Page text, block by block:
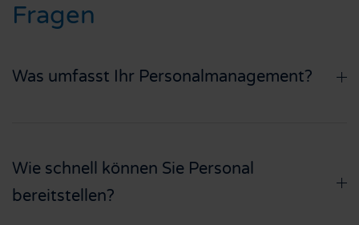
Fragen
Was umfasst Ihr Personalmanagement?
Wie schnell können Sie Personal
bereitstellen?